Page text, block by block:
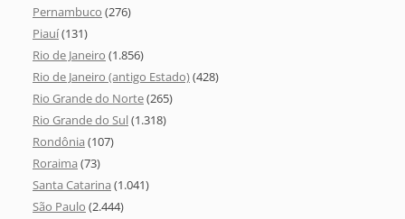
Pernambuco (276)
Piauí(131)
Rio de Janeiro (1.856)
Rio de Janeiro (antigo Estado)(428)
Rio Grande do Norte(265)
Rio Grande do Sul(1.318)
Rondônia (107)
Roraima (73)
Santa Catarina (1.041)
São Paulo (2.444)